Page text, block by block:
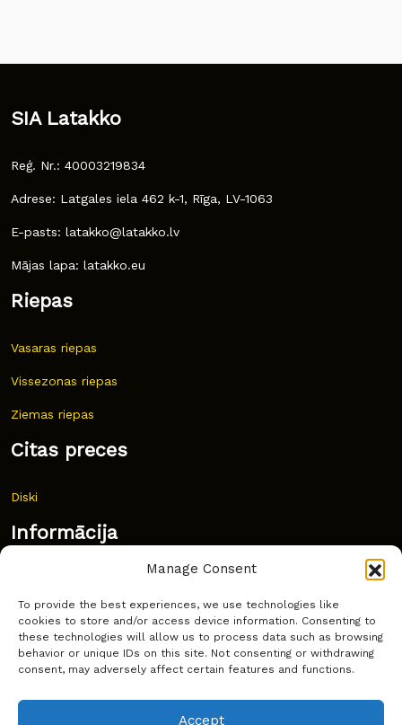
Manage Consent
To provide the best experiences, we use technologies like
cookies to store and/or access device information. Consenting to
these technologies will allow us to process data such as browsing
behavior or unique IDs on this site. Not consenting or withdrawing
consent, may adversely affect certain features and functions.
Accept
SIA Latakko
Reģ. Nr.: 40003219834
Adrese: Latgales iela 462 k-1, Rīga, LV-1063
E-pasts: latakko@latakko.lv
Mājas lapa: latakko.eu
Riepas
Vasaras riepas
Vissezonas riepas
Ziemas riepas
Citas preces
Diski
Informācija
Bieži uzdoti jautājumi
Kur pirkt?
Sīkdatņu politika